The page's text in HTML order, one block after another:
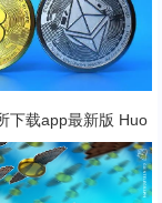
下载app最新版 Huo
2023官方版下载